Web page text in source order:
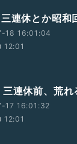
連休とか昭和
18 16:01:04
12:01
連休前、荒れ
17 16:01:32
12:01